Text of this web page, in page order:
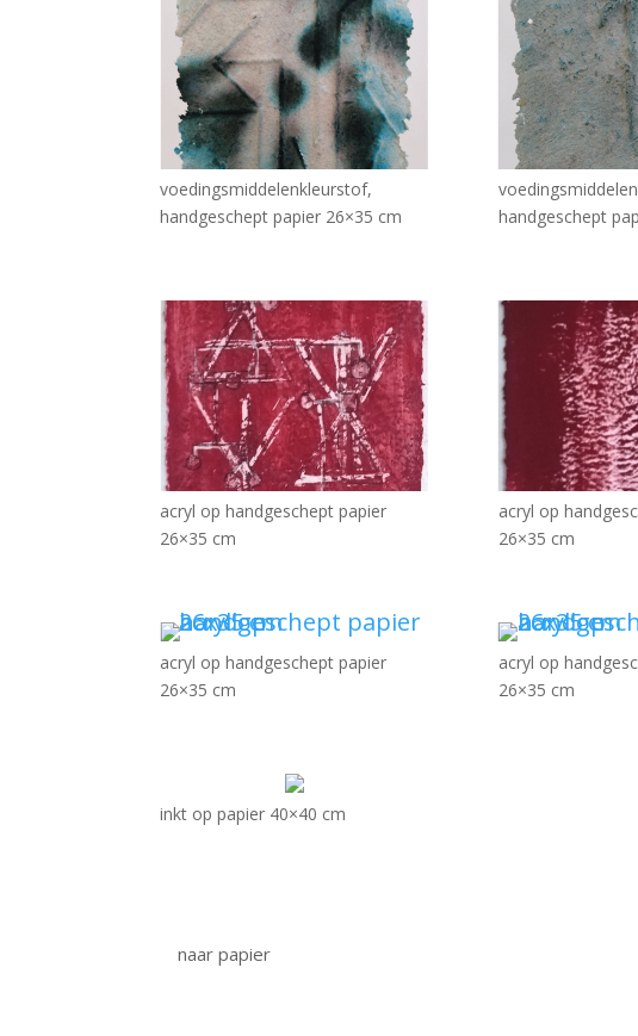
voedingsmiddelenkleurstof,
handgeschept papier 26×35 cm
handgeschept
acryl op handgeschept papier
26×35 cm
acryl op
26×35 cm
acryl op handgeschept papier
26×35 cm
acryl op
26×35 cm
inkt op papier 40×40 cm
naar papier